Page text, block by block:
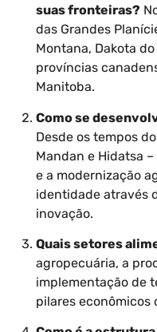
suas fronteiras?
das Grandes
Montana, Dakota
províncias
Manitoba.
Como se
Desde os tempos
Mandan e Hidatsa
e a modernização
identidade através
inovação.
Quais setores
agropecuária, a
implementação de
pilares econômicos